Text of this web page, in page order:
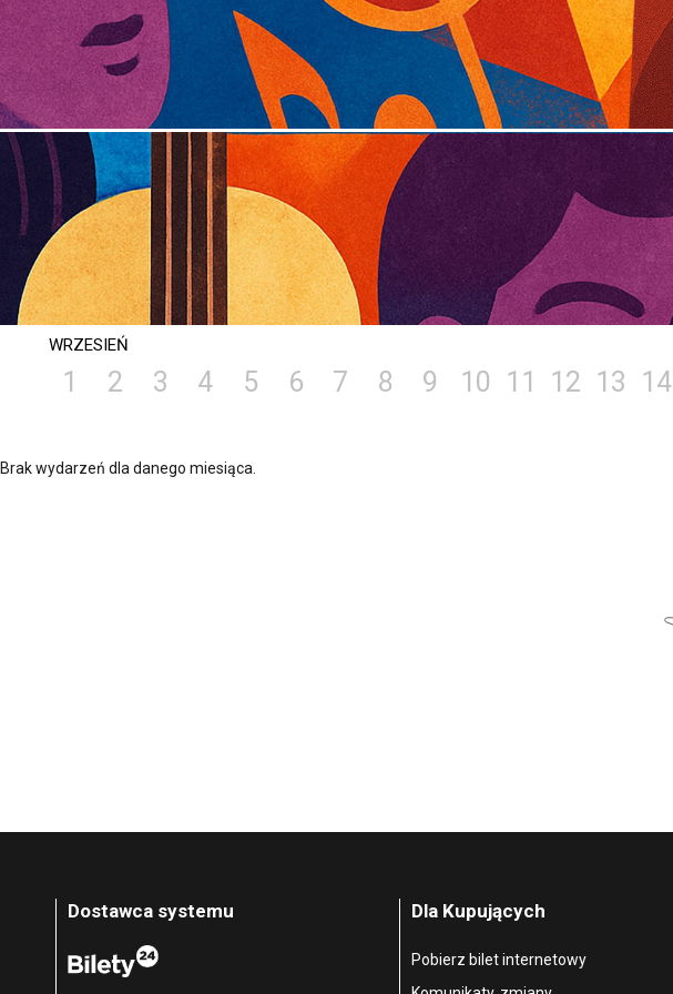
WRZESIEŃ
1 2 3 4 5 6 7 8 9 10 11 12 13 14
Brak wydarzeń dla danego miesiąca.
Dostawca systemu Dla Kupujących
Pobierz bilet internetowy